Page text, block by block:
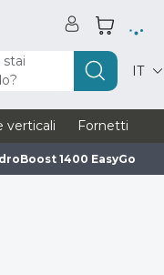
stai
IT
verticali Fornetti
1400 EasyGo